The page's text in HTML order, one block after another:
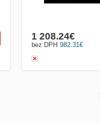
982.31 €
bez DPH
1 208.24€